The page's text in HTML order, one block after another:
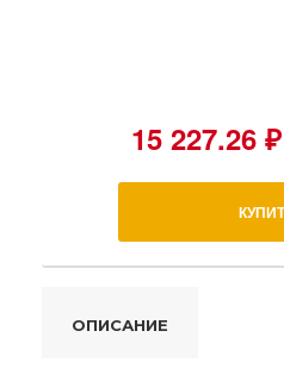
15 227.26
ОПИСАНИЕ